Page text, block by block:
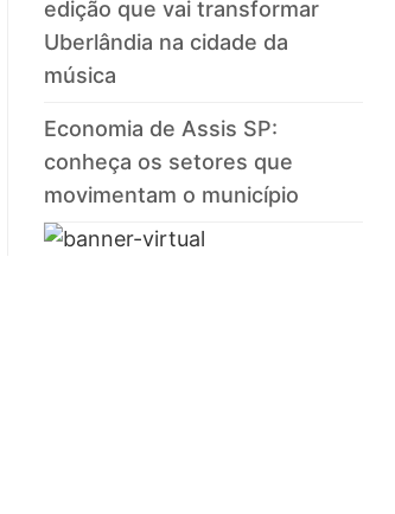
edição que vai transformar
Uberlândia na cidade da
música
Economia de Assis SP:
conheça os setores que
movimentam o município